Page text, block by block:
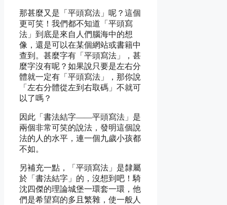
那甚麼又是「平頭寫法」呢？這個
更可笑！我們都不知道「平頭寫
法」到底是來自人們腦海中的想
像，還是可以在某個網站或書籍中
查到。甚麼字有「平頭寫法」，甚
麼字沒有呢？如果說只要是左右分
體就一定有「平頭寫法」，那你說
「左右分體從左到右取碼」不就可
以了嗎？
因此「書法結字——平頭寫法」是
兩個非常可笑的說法，發明這個說
法的人的水平，連一個九歲小孩都
不如。
另補充一點，「平頭寫法」是隸屬
於「書法結字」的，沒想到吧！騎
沈四傑的理論城堡一環套一環，他
們是希望寫的多且繁雜，使一般人